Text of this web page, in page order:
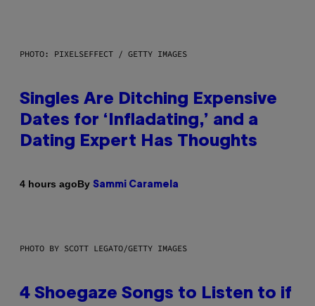
PHOTO: PIXELSEFFECT / GETTY IMAGES
Singles Are Ditching Expensive
Dates for ‘Infladating,’ and a
Dating Expert Has Thoughts
4 hours agoBy Sammi Caramela
PHOTO BY SCOTT LEGATO/GETTY IMAGES
4 Shoegaze Songs to Listen to if